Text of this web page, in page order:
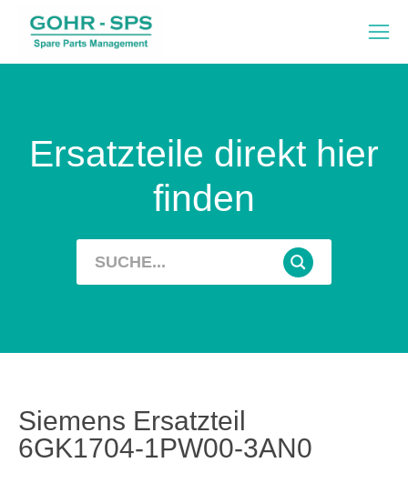
Ersatzteile direkt hier
finden
Siemens Ersatzteil
6GK1704-1PW00-3AN0